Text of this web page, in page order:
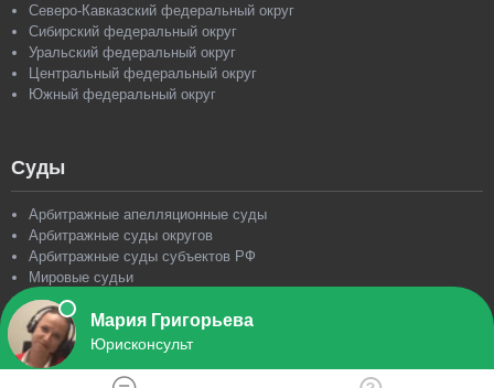
Северо-Кавказский федеральный округ
Сибирский федеральный округ
Уральский федеральный округ
Центральный федеральный округ
Южный федеральный округ
Суды
Арбитражные апелляционные суды
Арбитражные суды округов
Арбитражные суды субъектов РФ
Мировые судьи
Суд по интеллектуальным правам
Суды общей юрисдикции
МФЦ "Мои документы"